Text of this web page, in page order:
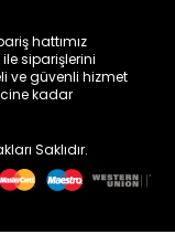
hattımız
siparişlerini
ve güvenli hizmet
kadar
Saklıdır.